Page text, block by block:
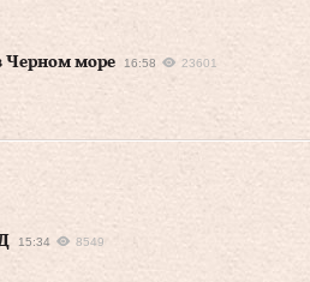
Черном море
16:58 23601
15:34 8549